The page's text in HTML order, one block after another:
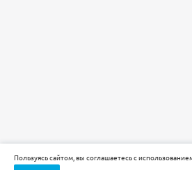
Пользуясь сайтом, вы соглашаетесь с